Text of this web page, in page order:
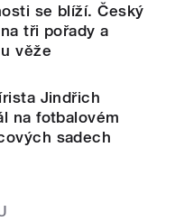
se blíží. Český
tři pořady a
věže
Jindřich
na fotbalovém
sadech